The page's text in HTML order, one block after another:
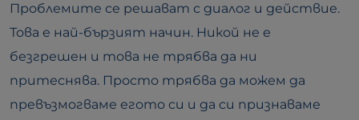
Проблемите се решават с диалог и действие.
Това е най-бързият начин. Никой не е
безгрешен и това не трябва да ни
притеснява. Просто трябва да можем да
превъзмогваме егото си и да си признаваме